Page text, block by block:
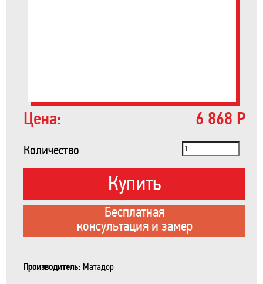
Цена: 6 868 Р
Количество
Купить
Бесплатная
консультация и замер
Производитель: Матадор